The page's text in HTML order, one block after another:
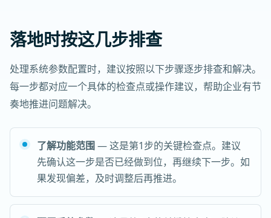
落地时按这几步排查
处理系统参数配置时，建议按照以下步骤逐步排查和解决。
每一步都对应一个具体的检查点或操作建议，帮助企业有节
奏地推进问题解决。
了解功能范围 — 这是第1步的关键检查点。建议
先确认这一步是否已经做到位，再继续下一步。如
果发现偏差，及时调整后再推进。